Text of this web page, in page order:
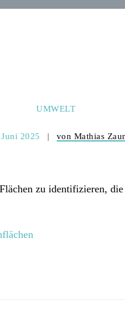
UMWELT
2025 von Mathias
zu identifizieren,